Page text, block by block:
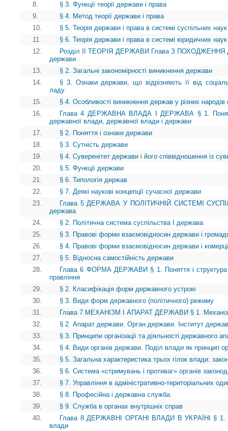
8.
§ 3. Функції теорії держави і права
9.
§ 4. Метод теорії держави і права
10.
§ 5. Теорія держави і права в системі суспільних наук
11.
§ 6. Теорія держави і права в системі юридичних наук
12.
Розділ II ТЕОРІЯ ДЕРЖАВИ Глава З ПОХОДЖЕННЯ
держави
13.
§ 2. Загальні закономірності виникнення держави
14.
§ 3. Ознаки держави, що відрізняють її від
ладу
15.
§ 4. Особливості виникнення держав у різних народів
16.
Глава 4 ДЕРЖАВНА ВЛАДА І ДЕРЖАВА § 1.
державної влади, державної влади і держави
17.
§ 2. Поняття і ознаки держави
18.
§ 3. Сутність держави
19.
§ 4. Суверенітет держави і його співвідношення із
20.
§ 5. Функції держави
21.
§ 6. Типологія держав
22.
§ 7. Деякі наукові концепції сучасної держави
23.
Глава 5 ДЕРЖАВА У ПОЛІТИЧНІЙ СИСТЕМІ
держава
24.
§ 2. Політична система суспільства І держава
25.
§ 3. Правові форми взаємовідносин держави і
26.
§ 4. Правові форми взаємовідносин держави і
27.
§ 5. Відносна самостійність держави
28.
Глава 6 ФОРМА ДЕРЖАВИ § 1. Поняття і
правління
29.
§ 2. Класифікація форм державного устрою
30.
§ 3. Види форм державного (політичного) режиму
31.
Глава 7 МЕХАНІЗМ І АПАРАТ ДЕРЖАВИ § 1.
32.
§ 2. Апарат держави. Орган держави. Інститут
33.
§ 3. Принципи організації та діяльності державного
34.
§ 4. Види органів держави. Поділ влади як принцип
35.
§ 5. Загальна характеристика трьох гілок влади:
36.
§ 6. Система «стримувань і противаг» органів
37.
§ 7. Управління в адміністративно-територіальних
38.
§ 8. Професійна і державна служба.
39.
§ 9. Служба в органах внутрішніх справ
40.
Глава 8 ДЕРЖАВНІ ОРГАНІ ВЛАДИ В УКРАЇНІ § 1.
влади